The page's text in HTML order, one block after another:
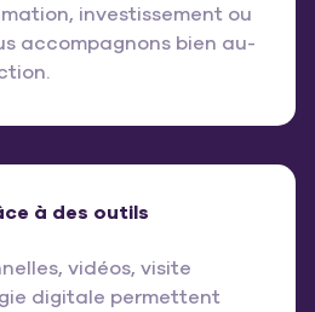
investissement ou
accompagnons bien au-
à des outils
vidéos, visite
digitale permettent